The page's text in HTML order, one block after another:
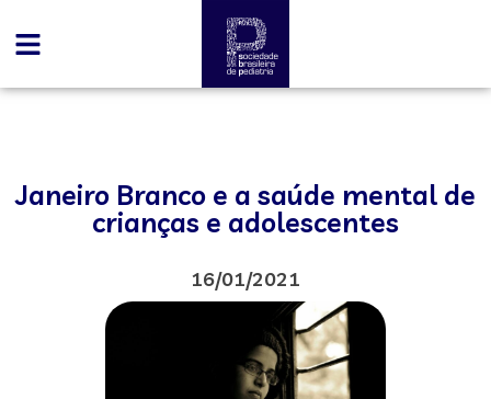
Janeiro Branco e a saúde mental de
crianças e adolescentes
16/01/2021